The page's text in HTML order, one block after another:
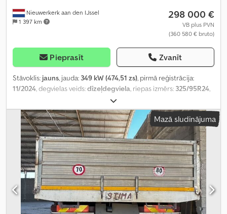
Nieuwerkerk aan den IJssel
1 397 km
298 000 €
VB plus PVN
(360 580 € bruto)
Pieprasīt Zvanīt
Stāvoklis: jauns, jauda: 349 kW (474,51 zs), pirmā reģistrācija:
11/2024, degvielas veids:dīzeļdegviela, riepas izmērs: 325/95R24,
, riteņu bāze:
dīzeļdegviela, degvielas tvertnes tilpums:390 l, krāsa:balts,
vadītāja kabīne:gulēšanas kabīne, pārnesuma veids:mehānisks,
emisijas klase:Euro 3, piekares sistēma: tērauds, kopējais garums:
9 660 mm, kopējais platums:2 500 mm, kopējais augstums:4 060
mm, Ražošanas gads:2023, Aprīkojums:gaisa kondicionēšana,
Mazā sludinājuma